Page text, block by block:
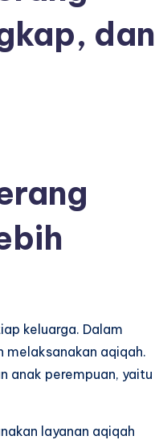
dan
keluarga. Dalam
melaksanakan aqiqah.
anak perempuan, yaitu
layanan aqiqah